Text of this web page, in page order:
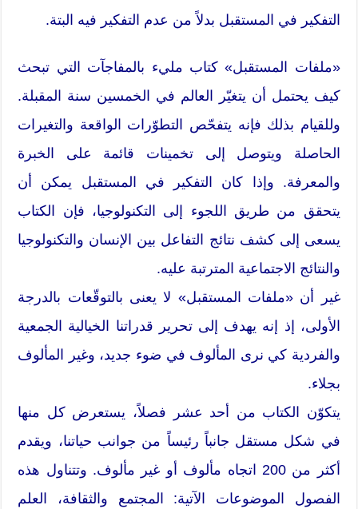
التفكير في المستقبل بدلاً من عدم التفكير فيه البتة.
«ملفات المستقبل» كتاب مليء بالمفاجآت التي تبحث
كيف يحتمل أن يتغيّر العالم في الخمسين سنة المقبلة.
وللقيام بذلك فإنه يتفحّص التطوّرات الواقعة والتغيرات
الحاصلة ويتوصل إلى تخمينات قائمة على الخبرة
والمعرفة. وإذا كان التفكير في المستقبل يمكن أن
يتحقق من طريق اللجوء إلى التكنولوجيا، فإن الكتاب
يسعى إلى كشف نتائج التفاعل بين الإنسان والتكنولوجيا
والنتائج الاجتماعية المترتبة عليه.
غير أن «ملفات المستقبل» لا يعنى بالتوقّعات بالدرجة
الأولى، إذ إنه يهدف إلى تحرير قدراتنا الخيالية الجمعية
والفردية كي نرى المألوف في ضوء جديد، وغير المألوف
بجلاء.
يتكوّن الكتاب من أحد عشر فصلاً، يستعرض كل منها
في شكل مستقل جانباً رئيساً من جوانب حياتنا، ويقدم
أكثر من 200 اتجاه مألوف أو غير مألوف. وتتناول هذه
الفصول الموضوعات الآتية: المجتمع والثقافة، العلم